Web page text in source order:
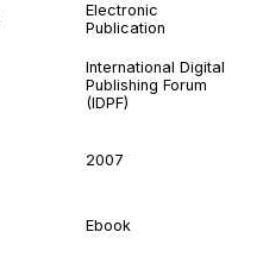
Electronic
Publication
International Digital
Publishing Forum
(IDPF)
2007
Ebook